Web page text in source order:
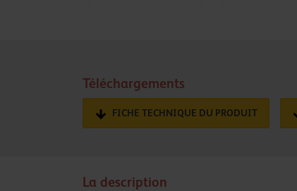
Téléchargements
FICHE TECHNIQUE DU PRODUIT
La description